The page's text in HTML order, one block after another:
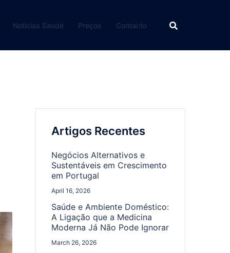
Noticias Saude Preços Contacto
Artigos Recentes
Negócios Alternativos e
Sustentáveis em Crescimento
em Portugal
April 16, 2026
Saúde e Ambiente Doméstico:
A Ligação que a Medicina
Moderna Já Não Pode Ignorar
March 26, 2026